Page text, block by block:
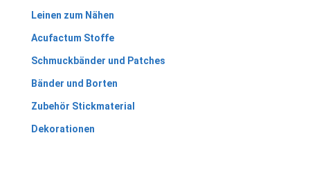
Leinen zum Nähen
Acufactum Stoffe
Schmuckbänder und Patches
Bänder und Borten
Zubehör Stickmaterial
Dekorationen